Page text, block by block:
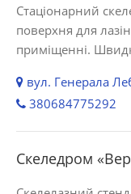
Стаціонарний
поверхня для
приміщенні.
вул. Генерала
380684775292
Скеледром